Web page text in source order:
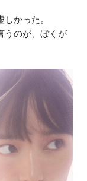
かった。
うのが、ぼくが